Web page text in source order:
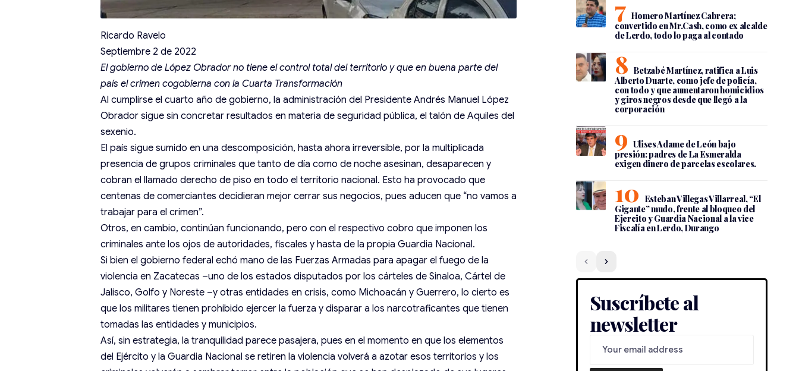
Ricardo Ravelo
Septiembre 2 de 2022
El gobierno de López Obrador no tiene el control total del territorio y que en buena parte del
país el crimen cogobierna con la Cuarta Transformación
Al cumplirse el cuarto año de gobierno, la administración del Presidente Andrés Manuel López
Obrador sigue sin concretar resultados en materia de seguridad pública, el talón de Aquiles del
sexenio.
El país sigue sumido en una descomposición, hasta ahora irreversible, por la multiplicada
presencia de grupos criminales que tanto de día como de noche asesinan, desaparecen y
cobran el llamado derecho de piso en todo el territorio nacional. Esto ha provocado que
centenas de comerciantes decidieran mejor cerrar sus negocios, pues aducen que “no vamos a
trabajar para el crimen”.
Otros, en cambio, continúan funcionando, pero con el respectivo cobro que imponen los
criminales ante los ojos de autoridades, fiscales y hasta de la propia Guardia Nacional.
Si bien el gobierno federal echó mano de las Fuerzas Armadas para apagar el fuego de la
violencia en Zacatecas –uno de los estados disputados por los cárteles de Sinaloa, Cártel de
Jalisco, Golfo y Noreste –y otras entidades en crisis, como Michoacán y Guerrero, lo cierto es
que los militares tienen prohibido ejercer la fuerza y disparar a los narcotraficantes que tienen
tomadas las entidades y municipios.
Así, sin estrategia, la tranquilidad parece pasajera, pues en el momento en que los elementos
del Ejército y la Guardia Nacional se retiren la violencia volverá a azotar esos territorios y los
Homero Martínez Cabrera;
convertido en Mr.Cash, como ex alcalde
de Lerdo, todo lo paga al contado
Betzabé Martínez, ratifica a Luis
Alberto Duarte, como jefe de policía,
con todo y que aumentaron homicidios
y giros negros desde que llegó a la
corporación
Ulises Adame de León bajo
presión: padres de La Esmeralda
exigen dinero de parcelas escolares.
Esteban Villegas Villarreal, “El
Gigante” mudo, frente al bloqueo del
Ejercito y Guardia Nacional a la vice
Fiscalía en Lerdo, Durango
Suscríbete al
newsletter